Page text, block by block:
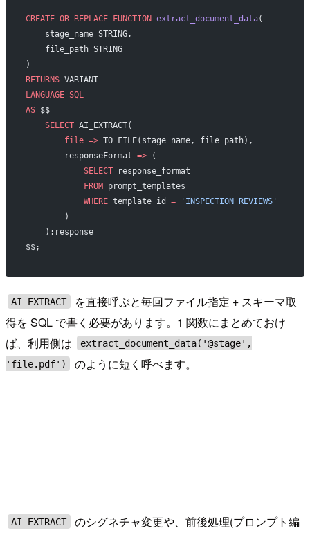
CREATE OR REPLACE FUNCTION extract_document_data(
    stage_name STRING,
    file_path STRING
)
RETURNS VARIANT
LANGUAGE SQL
AS $$
    SELECT
AI_EXTRACT(
        file
=> TO_FILE(stage_name, file_path),
        responseFormat
=> (
            SELECT
response_format
            FROM
prompt_templates
            WHERE
template_id = 'INSPECTION_REVIEWS'
        )
    ):response
$$;
AI_EXTRACT
を直接呼ぶと毎回ファイル指定 + スキーマ取
得を SQL で書く必要があります。1 関数にまとめておけ
ば、利用側は
extract_document_data('@stage',
'file.pdf')
のように短く呼べます。
AI_EXTRACT
のシグネチャ変更や、前後処理(プロンプト編